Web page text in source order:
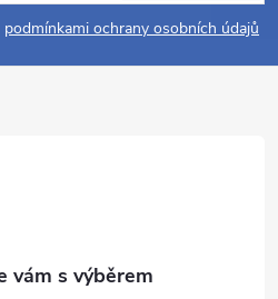
podmínkami ochrany osobních údajů